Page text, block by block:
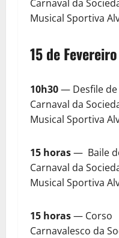
Carnaval da
Musical Sportiva
15 de Fevereiro
10h30— Desfile de
Carnaval da
Musical Sportiva
15 horas— Baile
Carnaval da
Musical Sportiva
15 horas— Corso
Carnavalesco da